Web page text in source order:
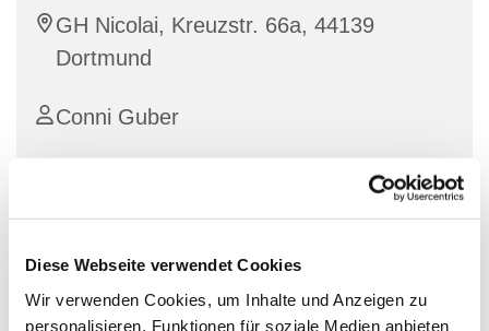
Diese Webseite verwendet Cookies
Wir verwenden Cookies, um Inhalte und Anzeigen zu
personalisieren, Funktionen für soziale Medien anbieten
GH Nicolai, Kreuzstr. 66a, 44139
Dortmund
Conni Guber